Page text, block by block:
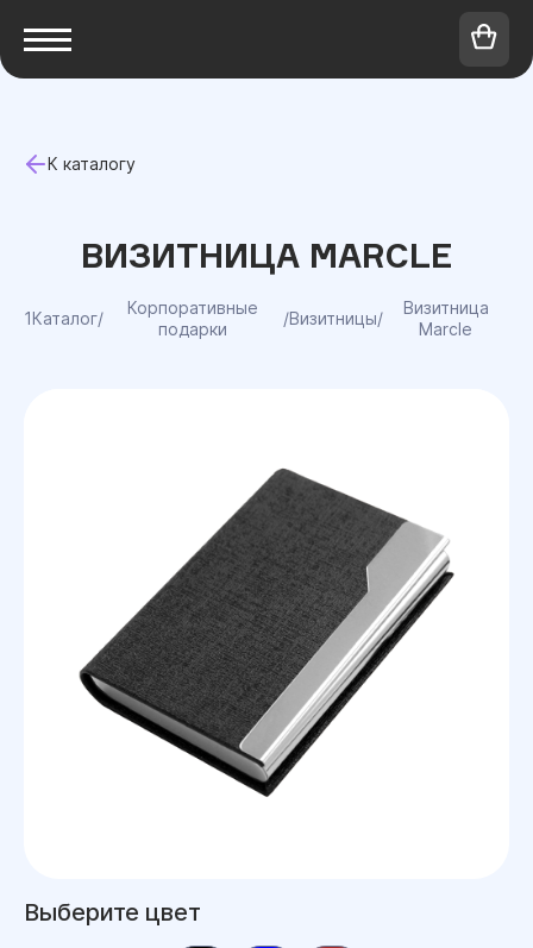
К каталогу
ВИЗИТНИЦА MARCLE
1Каталог/
Корпоративные
подарки
/Визитницы/
Визитница
Marcle
Выберите цвет